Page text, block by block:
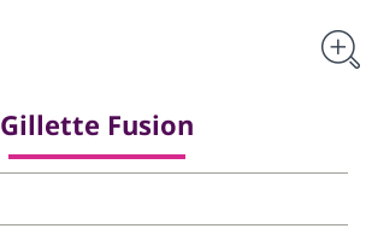
Gillette Fusion